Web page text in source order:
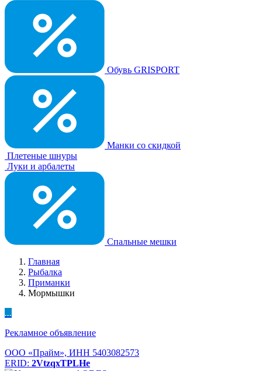
Обувь GRISPORT
Манки со скидкой
Плетеные шнуры
Луки и арбалеты
Спальные мешки
Главная
Рыбалка
Приманки
Мормышки
...
Рекламное объявление
ООО «Прайм», ИНН 5403082573
ERID: 2VtzqxTPLHe